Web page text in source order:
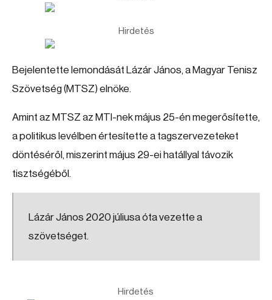
Hirdetés
Bejelentette lemondását Lázár János, a Magyar Tenisz
Szövetség (MTSZ) elnöke.
Amint az MTSZ az MTI-nek május 25-én megerősítette,
a politikus levélben értesítette a tagszervezeteket
döntéséről, miszerint május 29-ei hatállyal távozik
tisztségéből.
Lázár János 2020 júliusa óta vezette a
szövetséget.
Hirdetés